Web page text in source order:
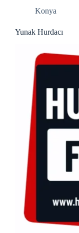
Konya
Yunak Hurdacı